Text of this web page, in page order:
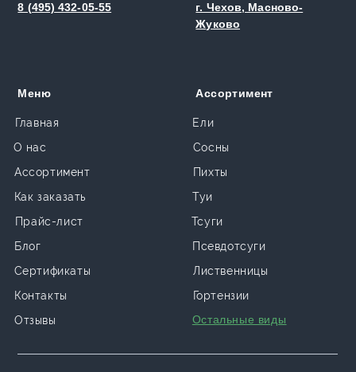
8 (495) 432-05-55
г. Чехов, Масново-
Жуково
Главная
Меню
О нас
Ассортимент
Как заказать
Прайс-лист
Отзывы
Контакты
Ели
Ассортимент
Сосны
Пихты
Туи
Тсуги
Псевдотсуги
Лиственницы
Гортензии
Остальные виды
Блог
Сертификаты